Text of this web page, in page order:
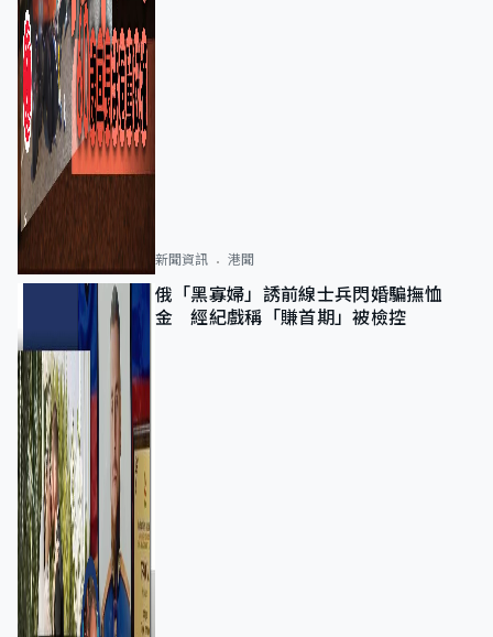
新聞資訊 港聞
俄「黑寡婦」誘前線士兵閃婚騙撫恤
金 經紀戲稱「賺首期」被檢控